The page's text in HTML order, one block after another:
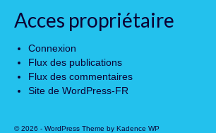
Acces propriétaire
Connexion
Flux des publications
Flux des commentaires
Site de WordPress-FR
© 2026 - WordPress Theme by Kadence WP